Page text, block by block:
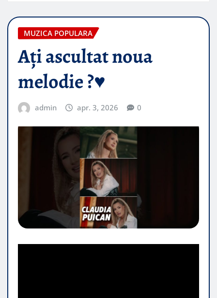
MUZICA POPULARA
Ați ascultat noua
melodie ?♥️
admin apr. 3, 2026 0